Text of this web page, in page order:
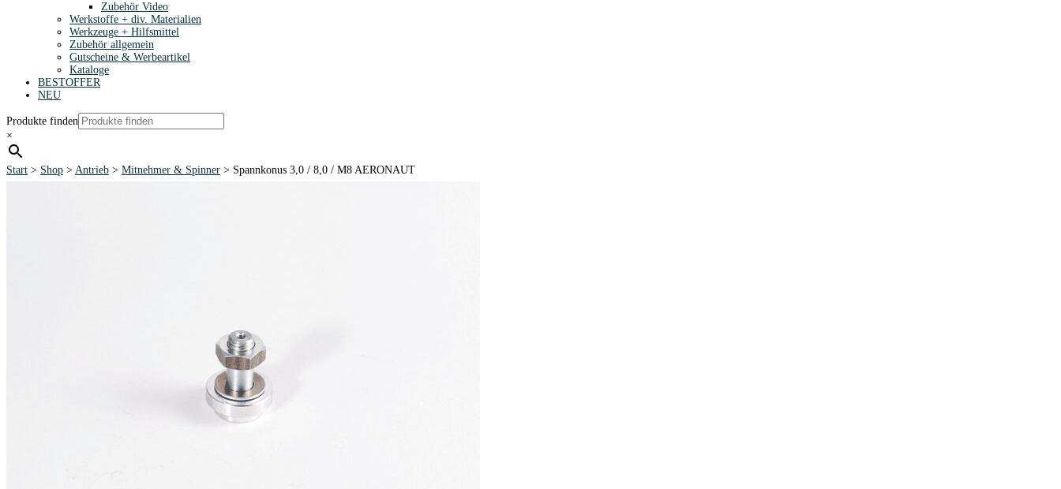
Zubehör Video
Werkstoffe + div. Materialien
Werkzeuge + Hilfsmittel
Zubehör allgemein
Gutscheine & Werbeartikel
Kataloge
BESTOFFER
NEU
Produkte finden
×
Start > Shop > Antrieb > Mitnehmer & Spinner > Spannkonus 3,0 / 8,0 / M8 AERONAUT